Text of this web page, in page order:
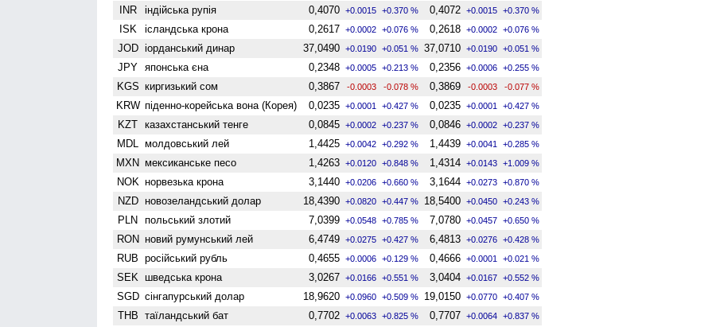
INR індійська рупія 0,4070 +0.0015 +0.370 % 0,4072 +0.0015 +0.370 %
ISK ісландська крона 0,2617 +0.0002 +0.076 % 0,2618 +0.0002 +0.076 %
JOD іорданський динар 37,0490 +0.0190 +0.051 % 37,0710 +0.0190 +0.051 %
JPY японська єна 0,2348 +0.0005 +0.213 % 0,2356 +0.0006 +0.255 %
KGS киргизький сом 0,3867 -0.0003 -0.078 % 0,3869 -0.0003 -0.077 %
KRW піденно-корейська вона (Корея) 0,0235 +0.0001 +0.427 % 0,0235 +0.0001 +0.427 %
KZT казахстанський тенге 0,0845 +0.0002 +0.237 % 0,0846 +0.0002 +0.237 %
MDL молдовський лей 1,4425 +0.0042 +0.292 % 1,4439 +0.0041 +0.285 %
MXN мексиканське песо 1,4263 +0.0120 +0.848 % 1,4314 +0.0143 +1.009 %
NOK норвезька крона 3,1440 +0.0206 +0.660 % 3,1644 +0.0273 +0.870 %
NZD ново­зеландський долар 18,4390 +0.0820 +0.447 % 18,5400 +0.0450 +0.243 %
PLN польський злотий 7,0399 +0.0548 +0.785 % 7,0780 +0.0457 +0.650 %
RON новий румунський лей 6,4749 +0.0275 +0.427 % 6,4813 +0.0276 +0.428 %
RUB російський рубль 0,4655 +0.0006 +0.129 % 0,4666 +0.0001 +0.021 %
SEK шведська крона 3,0267 +0.0166 +0.551 % 3,0404 +0.0167 +0.552 %
SGD сінгапурський долар 18,9620 +0.0960 +0.509 % 19,0150 +0.0770 +0.407 %
THB таїландський бат 0,7702 +0.0063 +0.825 % 0,7707 +0.0064 +0.837 %